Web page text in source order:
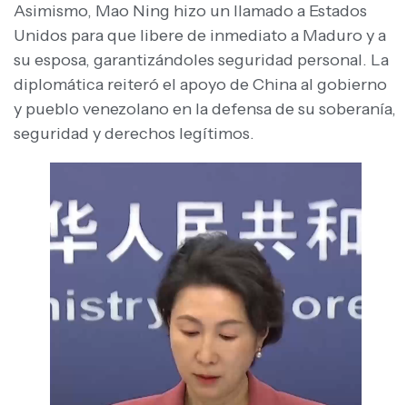
Asimismo, Mao Ning hizo un llamado a Estados
Unidos para que libere de inmediato a Maduro y a
su esposa, garantizándoles seguridad personal. La
diplomática reiteró el apoyo de China al gobierno
y pueblo venezolano en la defensa de su soberanía,
seguridad y derechos legítimos.